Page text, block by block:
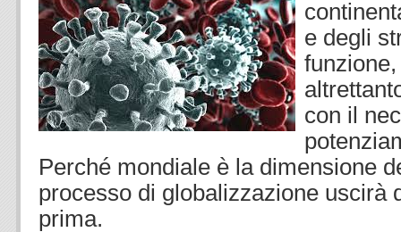
e degli
con il
Perché mondiale è la dimensione
processo di globalizzazione uscirà
prima.